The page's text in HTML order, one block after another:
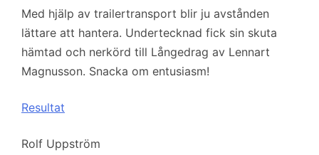
Med hjälp av trailertransport blir ju avstånden
lättare att hantera. Undertecknad fick sin skuta
hämtad och nerkörd till Långedrag av Lennart
Magnusson. Snacka om entusiasm!
Resultat
Rolf Uppström